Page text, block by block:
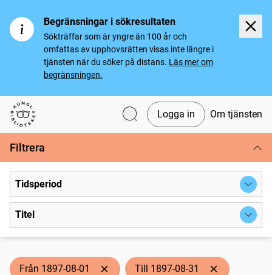
Begränsningar i sökresultaten
Sökträffar som är yngre än 100 år och
omfattas av upphovsrätten visas inte längre i
tjänsten när du söker på distans. Läs mer om
begränsningen.
Svenska tidningar
Logga in Om tjänsten
Filtrera
Tidsperiod
Titel
Från 1897-08-01 Till 1897-08-31